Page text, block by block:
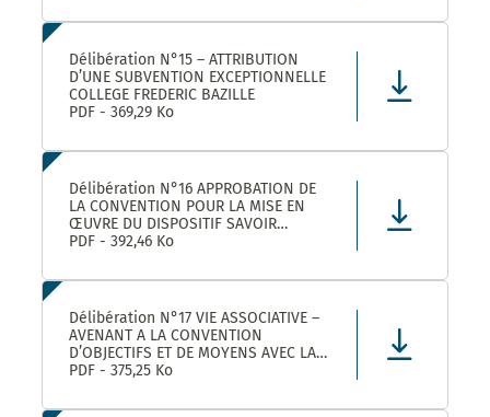
Délibération N°15 – ATTRIBUTION
D’UNE SUBVENTION EXCEPTIONNELLE
COLLEGE FREDERIC BAZILLE
PDF - 369,29 Ko
Délibération N°16 APPROBATION DE
LA CONVENTION POUR LA MISE EN
ŒUVRE DU DISPOSITIF SAVOIR
ROULER A VELO AVEC MONTPELLIER
PDF - 392,46 Ko
Délibération N°17 VIE ASSOCIATIVE –
AVENANT A LA CONVENTION
D’OBJECTIFS ET DE MOYENS AVEC LA
FEDERATION REGIONALE DES
CULTURE OCCITANIE POUR L’ANNEE
PDF - 375,25 Ko